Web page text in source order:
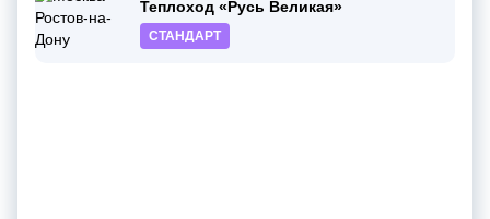
Теплоход «Русь Великая»
СТАНДАРТ